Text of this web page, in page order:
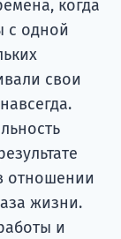
когда
с одной
свои
отношении
жизни.
и